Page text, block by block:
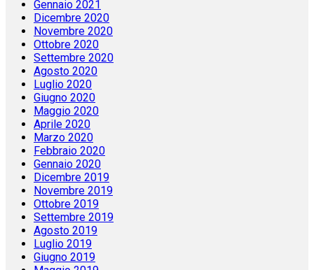
Gennaio 2021
Dicembre 2020
Novembre 2020
Ottobre 2020
Settembre 2020
Agosto 2020
Luglio 2020
Giugno 2020
Maggio 2020
Aprile 2020
Marzo 2020
Febbraio 2020
Gennaio 2020
Dicembre 2019
Novembre 2019
Ottobre 2019
Settembre 2019
Agosto 2019
Luglio 2019
Giugno 2019